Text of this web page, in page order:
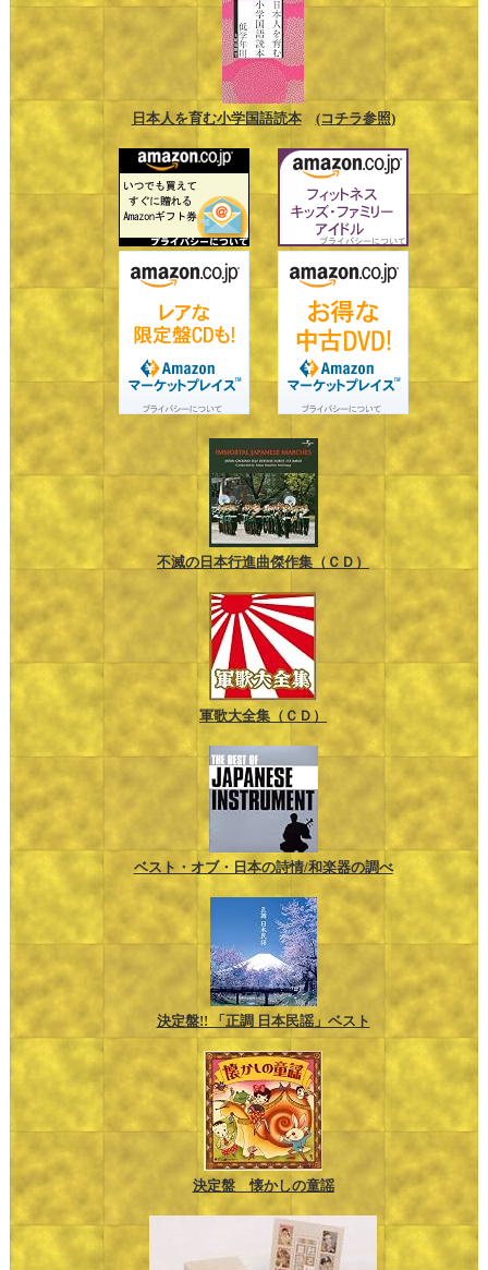
日本人を育む小学国語読本 (コチラ参照)
不滅の日本行進曲傑作集（ＣＤ）
軍歌大全集（ＣＤ）
ベスト・オブ・日本の詩情/和楽器の調べ
決定盤!! 「正調 日本民謡」ベスト
決定盤 懐かしの童謡